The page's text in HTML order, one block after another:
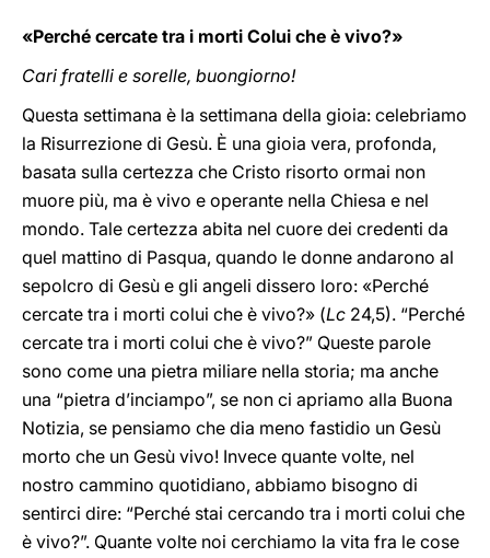
«Perché cercate tra i morti Colui che è vivo?»
Cari fratelli e sorelle, buongiorno!
Questa settimana è la settimana della gioia: celebriamo
la Risurrezione di Gesù. È una gioia vera, profonda,
basata sulla certezza che Cristo risorto ormai non
muore più, ma è vivo e operante nella Chiesa e nel
mondo. Tale certezza abita nel cuore dei credenti da
quel mattino di Pasqua, quando le donne andarono al
sepolcro di Gesù e gli angeli dissero loro: «Perché
cercate tra i morti colui che è vivo?» (Lc 24,5). “Perché
cercate tra i morti colui che è vivo?” Queste parole
sono come una pietra miliare nella storia; ma anche
una “pietra d’inciampo”, se non ci apriamo alla Buona
Notizia, se pensiamo che dia meno fastidio un Gesù
morto che un Gesù vivo! Invece quante volte, nel
nostro cammino quotidiano, abbiamo bisogno di
sentirci dire: “Perché stai cercando tra i morti colui che
è vivo?”. Quante volte noi cerchiamo la vita fra le cose